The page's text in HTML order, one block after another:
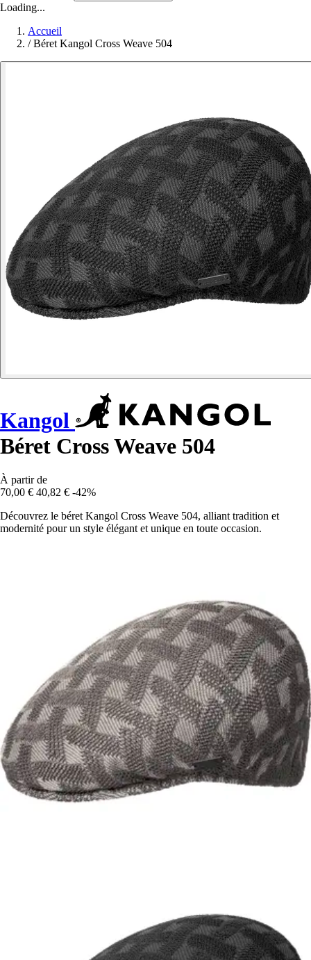
Loading...
Accueil
/ Béret Kangol Cross Weave 504
Kangol
Béret Cross Weave 504
À partir de
70,00 € 40,82 € -42%
Découvrez le béret Kangol Cross Weave 504, alliant tradition et
modernité pour un style élégant et unique en toute occasion.